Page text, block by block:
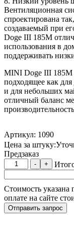
Вентиляционная
спроектирована
создаваемый при
Doge III 185M
использования в
поддерживать
MINI Doge III 185M
подходящее как
и для небольших
отличный баланс
Артикул: 1090
Цена за штуку:
Предзаказ
Количество
товара
MINI
Doge
III
185M
- +
Стоимость
оплате на сайте
Отправить запрос